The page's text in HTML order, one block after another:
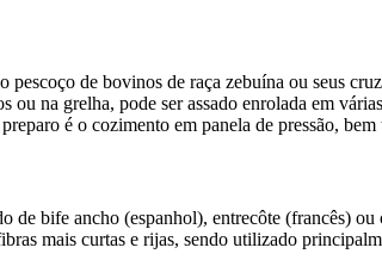
de bovinos de raça zebuína ou seus
na grelha, pode ser assado enrolada em
é o cozimento em panela de pressão,
bife ancho (espanhol), entrecôte (francês)
mais curtas e rijas, sendo utilizado